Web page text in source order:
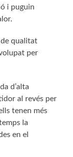
i puguin
qualitat
per
d’alta
al revés per
tenen més
la
en el